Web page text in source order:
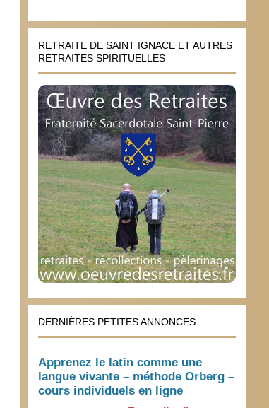
RETRAITE DE SAINT IGNACE ET AUTRES
RETRAITES SPIRITUELLES
DERNIÈRES PETITES ANNONCES
Apprenez le latin comme une
langue vivante – méthode Orberg –
cours individuels en ligne